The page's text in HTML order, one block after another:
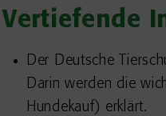
Vertiefende
Der Deutsche
Darin werden die
Hundekauf) erklärt.